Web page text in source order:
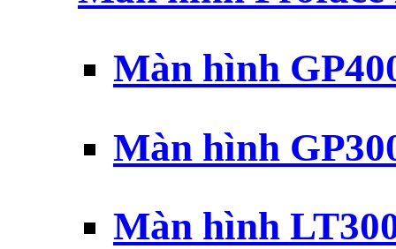
Màn hình
Màn hình
Màn hình